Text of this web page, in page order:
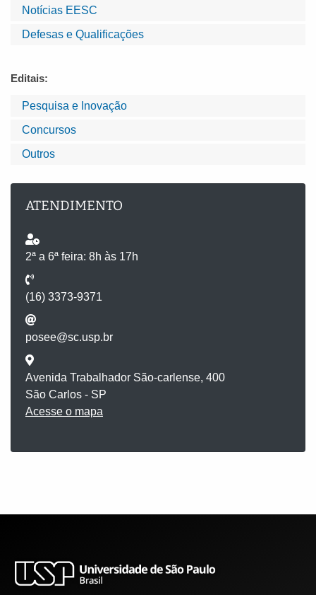
Notícias EESC
Defesas e Qualificações
Editais:
Pesquisa e Inovação
Concursos
Outros
ATENDIMENTO
2ª a 6ª feira: 8h às 17h
(16) 3373-9371
posee@sc.usp.br
Avenida Trabalhador São-carlense, 400
São Carlos - SP
Acesse o mapa